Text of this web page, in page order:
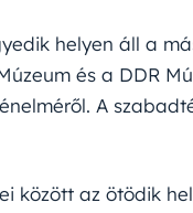
helyen áll a
és a DDR
A
között az ötödik